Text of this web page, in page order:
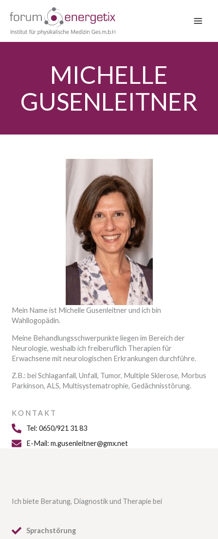
Inhalt
MICHELLE
GUSENLEITNER
Mein Name ist Michelle Gusenleitner und ich bin
Wahllogopädin.
Meine Behandlungsschwerpunkte liegen im Bereich der
Neurologie, weshalb ich freiberuflich Therapien für
Erwachsene mit neurologischen Erkrankungen durchführe.
Z.B.: bei Schlaganfall, Unfall, Tumor, Multiple Sklerose, Morbus
Parkinson, ALS, Multisystematrophie, Gedächnisstörung.
KONTAKT
Tel: 0650/921 31 83
E-Mail: m.gusenleitner@gmx.net
Ich biete Beratung, Diagnostik und Therapie bei
Sprachstörung